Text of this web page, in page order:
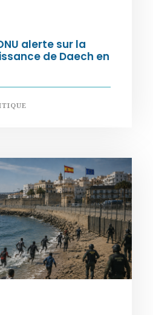
alerte sur la
de Daech en